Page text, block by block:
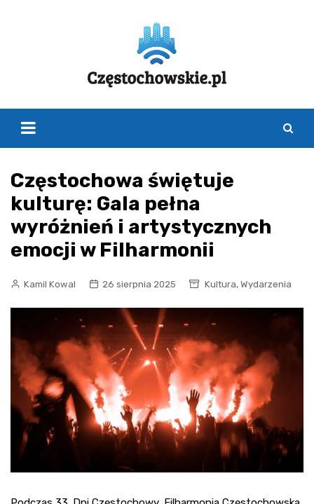
Częstochowa świętuje
kulturę: Gala pełna
wyróżnień i artystycznych
emocji w Filharmonii
Kamil Kowal 26 sierpnia 2025 Kultura, Wydarzenia